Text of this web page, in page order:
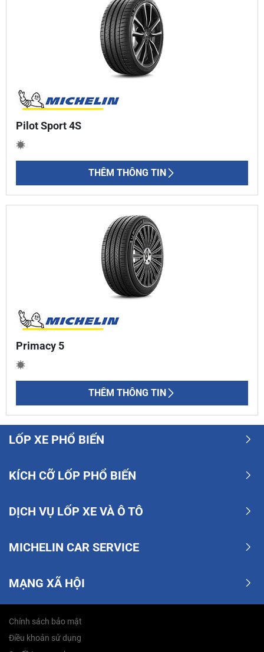
Pilot Sport 4S
THÊM THÔNG TIN
Primacy 5
THÊM THÔNG TIN
LỐP XE PHỔ BIẾN
KÍCH CỠ LỐP PHỔ BIẾN
DỊCH VỤ LỐP XE VÀ Ô TÔ
MICHELIN CAR SERVICE
MẠNG XÃ HỘI
Chính sách bảo mật
Điều khoản sử dụng